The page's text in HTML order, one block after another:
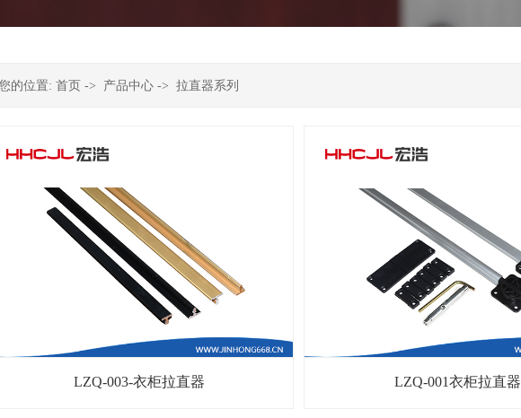
的位置: 首页 -> 产品中心 -> 拉直器系列
LZQ-003-衣柜拉直器 LZQ-001衣柜拉直器